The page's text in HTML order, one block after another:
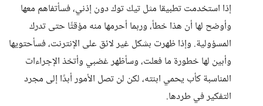
إذا استخدمت تطبيقا مثل تيك توك دون إذني، فسأتفاهم معها
وأوضح لها أن هذا خطأ، وربما أحرمها منه مؤقتًا حتى تدرك
المسؤولية. وإذا ظهرت بشكل غير لائق على الإنترنت، فسأحتويها
وأبين لها خطورة ما فعلت، وسأظهر غضبي وأتخذ الإجراءات
المناسبة كأب يحمي ابنته، لكن لن تصل الأمور أبدًا إلى مجرد
التفكير في طردها.